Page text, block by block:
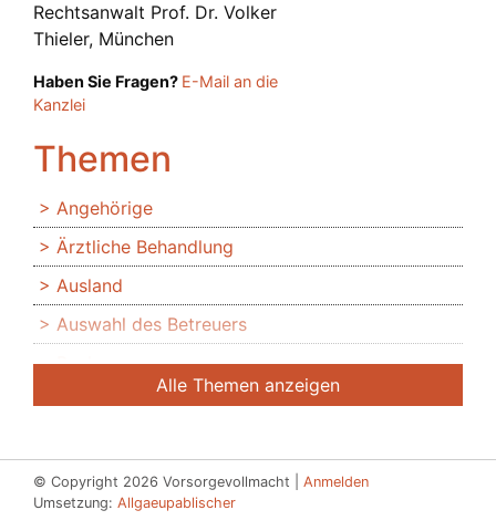
Rechtsanwalt Prof. Dr. Volker
Thieler, München
Haben Sie Fragen? E-Mail an die
Kanzlei
Themen
Angehörige
Ärztliche Behandlung
Ausland
Auswahl des Betreuers
Banken
Bedingte Vollmacht
Beglaubigung
Beratung des Bevollmächtigten durch das
Alle Themen anzeigen
© Copyright 2026 Vorsorgevollmacht | Anmelden
Umsetzung: Allgaeupablischer